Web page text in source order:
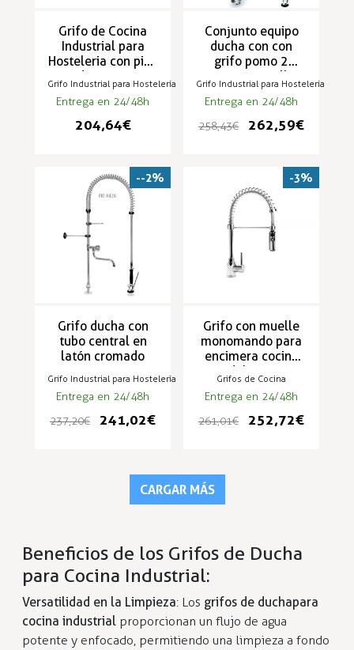
Grifo de Cocina
Industrial para
Hosteleria con piña
rociadora - ZN-1BP
Grifo Industrial para Hostelería
Entrega en 24/48h
204,64 €
Conjunto equipo
ducha con con
grifo pomo 2
aguas y muelle
balanceo
Grifo Industrial para Hostelería
Entrega en 24/48h
258,43 €
262,59 €
Grifo ducha con
tubo central en
latón cromado
Grifo Industrial para Hostelería
Entrega en 24/48h
237,20 €
241,02 €
--2%
Grifo con muelle
monomando para
encimera cocina
modelo RH-03
Grifos de Cocina
Entrega en 24/48h
261,01 €
252,72 €
-3%
CARGAR MÁS
Beneficios de los Grifos de Ducha
para Cocina Industrial:
Versatilidad en la Limpieza: Los grifos de duchapara
cocina industrial proporcionan un flujo de agua
potente y enfocado, permitiendo una limpieza a fondo